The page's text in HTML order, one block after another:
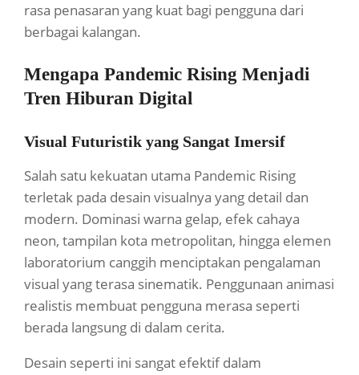
rasa penasaran yang kuat bagi pengguna dari
berbagai kalangan.
Mengapa Pandemic Rising Menjadi
Tren Hiburan Digital
Visual Futuristik yang Sangat Imersif
Salah satu kekuatan utama Pandemic Rising
terletak pada desain visualnya yang detail dan
modern. Dominasi warna gelap, efek cahaya
neon, tampilan kota metropolitan, hingga elemen
laboratorium canggih menciptakan pengalaman
visual yang terasa sinematik. Penggunaan animasi
realistis membuat pengguna merasa seperti
berada langsung di dalam cerita.
Desain seperti ini sangat efektif dalam